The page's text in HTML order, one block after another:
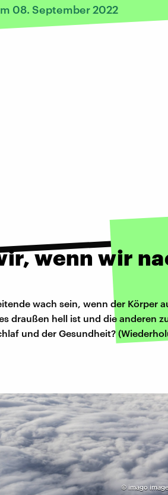
08. September 2022
wenn wir
wach sein, wenn der Körper
draußen hell ist und die anderen
und der Gesundheit?
© imago